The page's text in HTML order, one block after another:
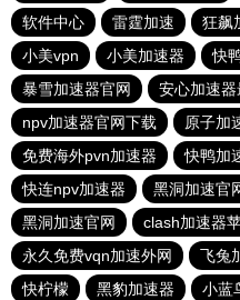
软件中心
雷霆加速 狂飙
小美vpn
小美加速器 快
暴雪加速器官网
安心加速器
npv加速器官网下载
原子加
免费海外pvn加速器
快鸭加
快连npv加速器
黑洞加速官
黑洞加速官网
clash加速器
永久免费vqn加速外网
飞兔
快柠檬
黑豹加速器 小蓝